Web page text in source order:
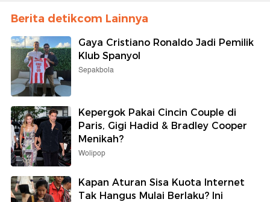
Berita detikcom Lainnya
Gaya Cristiano Ronaldo Jadi Pemilik
Klub Spanyol
Sepakbola
Kepergok Pakai Cincin Couple di
Paris, Gigi Hadid & Bradley Cooper
Menikah?
Wolipop
Kapan Aturan Sisa Kuota Internet
Tak Hangus Mulai Berlaku? Ini